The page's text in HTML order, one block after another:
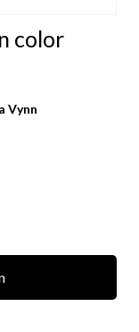
color
Vynn